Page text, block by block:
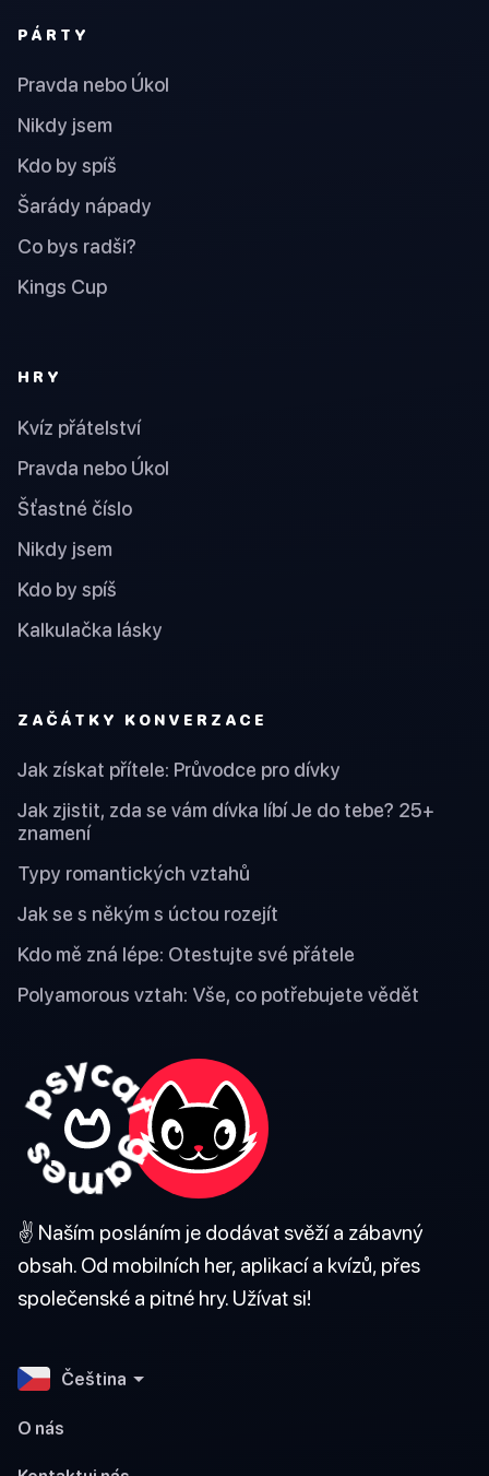
PÁRTY
Pravda nebo Úkol
Nikdy jsem
Kdo by spíš
Šarády nápady
Co bys radši?
Kings Cup
HRY
Kvíz přátelství
Pravda nebo Úkol
Šťastné číslo
Nikdy jsem
Kdo by spíš
Kalkulačka lásky
ZAČÁTKY KONVERZACE
Jak získat přítele: Průvodce pro dívky
Jak zjistit, zda se vám dívka líbí Je do tebe? 25+
znamení
Typy romantických vztahů
Jak se s někým s úctou rozejít
Kdo mě zná lépe: Otestujte své přátele
Polyamorous vztah: Vše, co potřebujete vědět
✌️ Naším posláním je dodávat svěží a zábavný
obsah. Od mobilních her, aplikací a kvízů, přes
společenské a pitné hry. Užívat si!
Čeština
O nás